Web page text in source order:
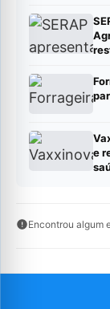
e
Encontrou algum